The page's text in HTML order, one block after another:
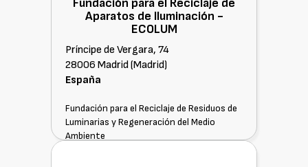
Fundación para el Reciclaje de
Aparatos de Iluminación -
ECOLUM
Príncipe de Vergara, 74
28006 Madrid (Madrid)
España
Fundación para el Reciclaje de Residuos de
Luminarias y Regeneración del Medio
Ambiente